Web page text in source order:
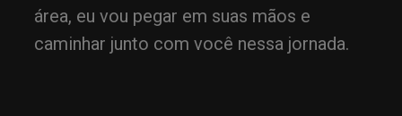
área, eu vou pegar em suas mãos e
caminhar junto com você nessa jornada.